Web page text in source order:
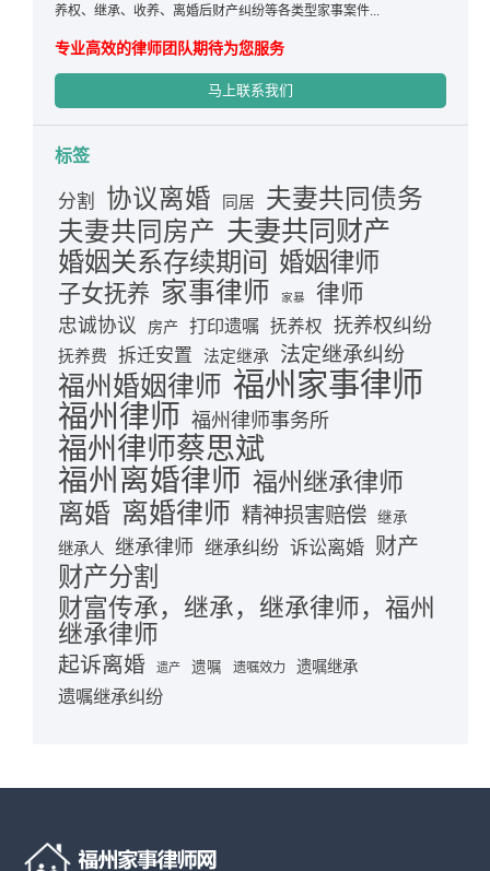
养权、继承、收养、离婚后财产纠纷等各类型家事案件...
专业高效的律师团队期待为您服务
马上联系我们
标签
分割 协议离婚 同居 夫妻共同债务
夫妻共同房产 夫妻共同财产
婚姻关系存续期间 婚姻律师
子女抚养 家事律师 家暴 律师
忠诚协议 房产 打印遗嘱 抚养权 抚养权纠纷
抚养费 拆迁安置 法定继承 法定继承纠纷
福州婚姻律师 福州家事律师
福州律师 福州律师事务所
福州律师蔡思斌
福州离婚律师 福州继承律师
离婚 离婚律师 精神损害赔偿 继承
继承人 继承律师 继承纠纷 诉讼离婚 财产
财产分割
财富传承，继承，继承律师，福州
继承律师
起诉离婚 遗产 遗嘱 遗嘱效力 遗嘱继承
遗嘱继承纠纷